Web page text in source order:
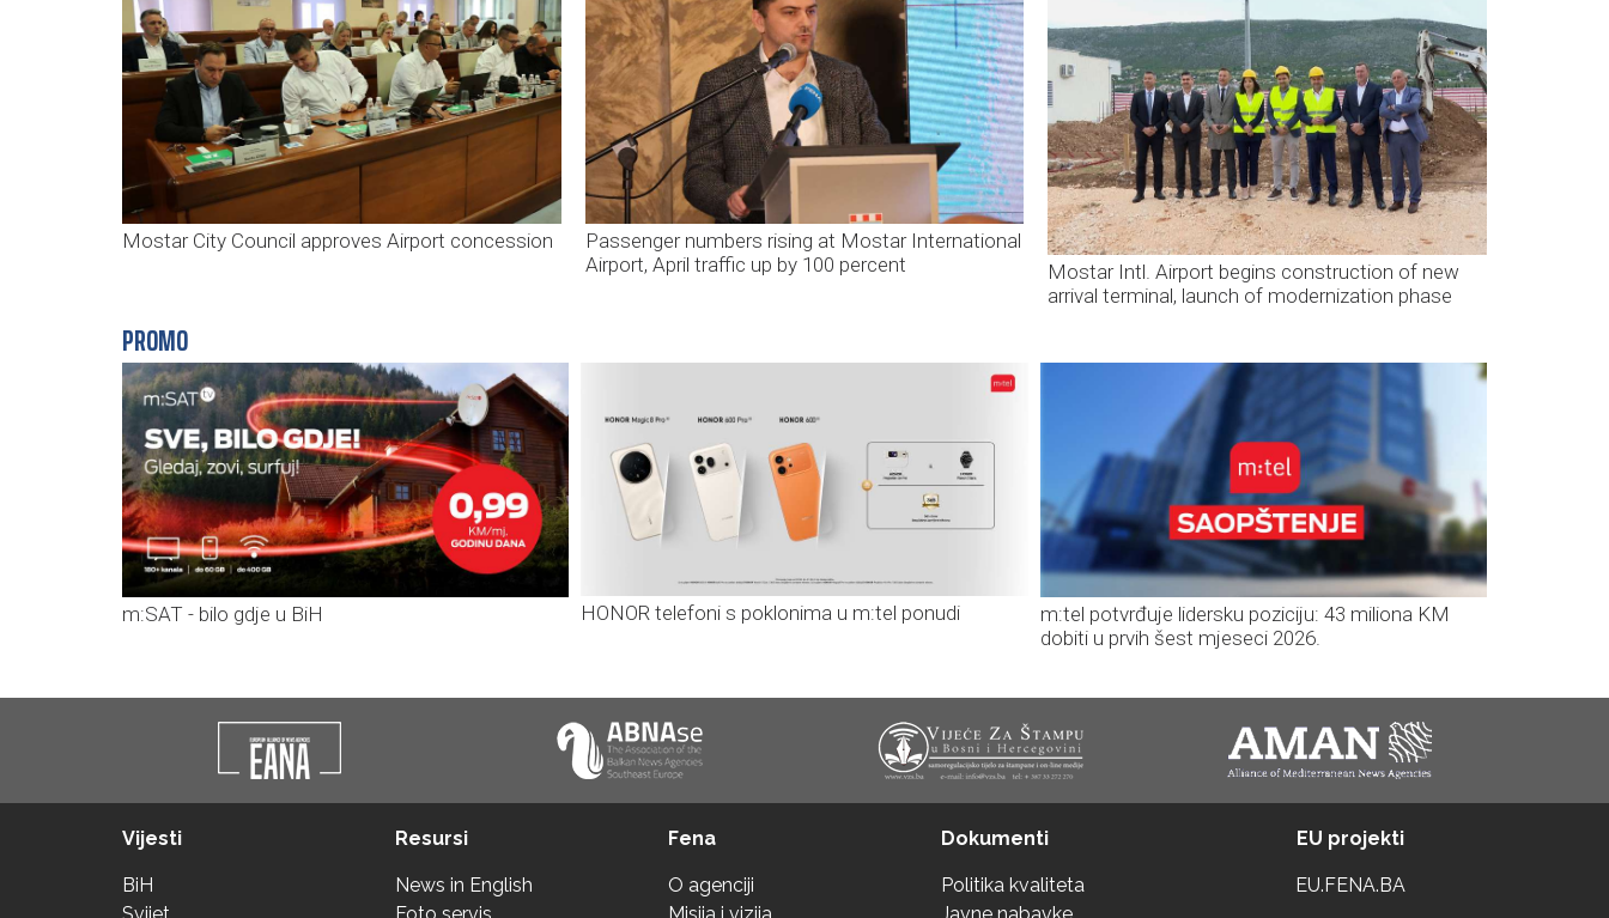
Mostar City Council approves Airport concession
Passenger numbers rising at Mostar International
Airport, April traffic up by 100 percent
Mostar Intl. Airport begins construction of new
arrival terminal, launch of modernization phase
PROMO
m:SAT - bilo gdje u BiH HONOR telefoni s poklonima u m:tel ponudi
m:tel potvrđuje lidersku poziciju: 43 miliona KM
dobiti u prvih šest mjeseci 2026.
Vijesti
BiH
Svijet
Resursi
News in English
Foto servis
Fena
O agenciji
Misija i vizija
Dokumenti
Politika kvaliteta
Javne nabavke
EU projekti
EU.FENA.BA